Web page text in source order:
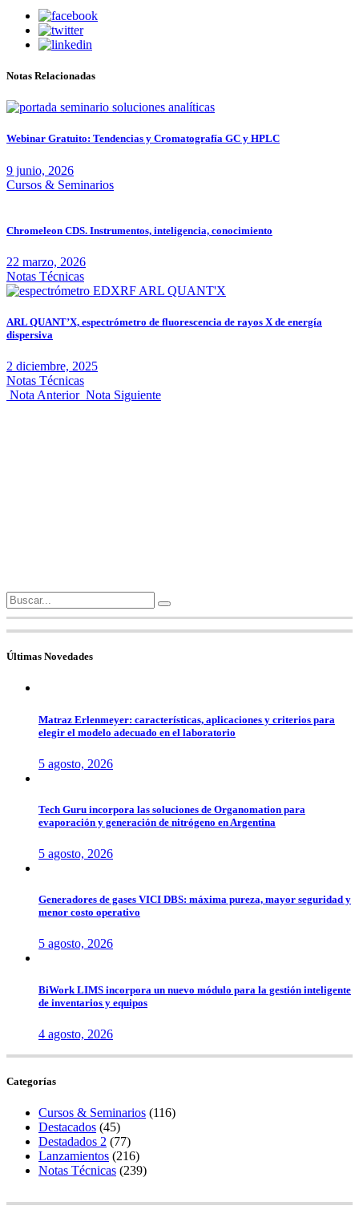
Notas Relacionadas
Webinar Gratuito: Tendencias y Cromatografía GC y HPLC
9 junio, 2026
Cursos & Seminarios
Chromeleon CDS. Instrumentos, inteligencia, conocimiento
22 marzo, 2026
Notas Técnicas
ARL QUANT’X, espectrómetro de fluorescencia de rayos X de energía
dispersiva
2 diciembre, 2025
Notas Técnicas
Nota Anterior Nota Siguiente
Search
for:
Últimas Novedades
Matraz Erlenmeyer: características, aplicaciones y criterios para
elegir el modelo adecuado en el laboratorio
5 agosto, 2026
Tech Guru incorpora las soluciones de Organomation para
evaporación y generación de nitrógeno en Argentina
5 agosto, 2026
Generadores de gases VICI DBS: máxima pureza, mayor seguridad y
menor costo operativo
5 agosto, 2026
BiWork LIMS incorpora un nuevo módulo para la gestión inteligente
de inventarios y equipos
4 agosto, 2026
Categorías
Cursos & Seminarios (116)
Destacados (45)
Destadados 2 (77)
Lanzamientos (216)
Notas Técnicas (239)